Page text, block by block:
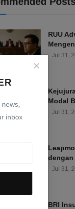
inbox
RUU
Jul 31,
Modal
Jul 31,
dengan
Jul 31,
BRI